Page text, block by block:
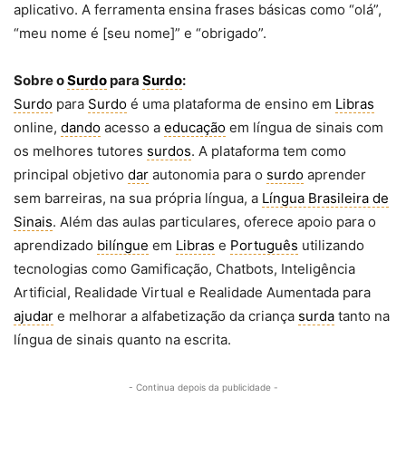
aplicativo. A ferramenta ensina frases básicas como “olá”,
“meu nome é [seu nome]” e “obrigado”.
Sobre oSurdopara Surdo:
Surdo para Surdo é uma plataforma de ensino em Libras
online, dando acesso a educação em língua de sinais com
os melhores tutores surdos. A plataforma tem como
principal objetivo dar autonomia para o surdo aprender
sem barreiras, na sua própria língua, a Língua Brasileira de
Sinais. Além das aulas particulares, oferece apoio para o
aprendizado bilíngue em Libras e Português utilizando
tecnologias como Gamificação, Chatbots, Inteligência
Artificial, Realidade Virtual e Realidade Aumentada para
ajudar e melhorar a alfabetização da criança surda tanto na
língua de sinais quanto na escrita.
- Continua depois da publicidade -